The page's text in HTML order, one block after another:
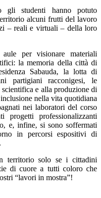
gli studenti hanno potuto
alcuni frutti del lavoro
– reali e virtuali– della loro
per visionare materiali
la memoria della città di
Sabauda, la lotta di
partigiani racconigesi, le
e alla produzione di
nella vita quotidiana
nei laboratori del corso
professionalizzanti
e, infine, si sono soffermati
in percorsi espositivi di
territorio solo se i cittadini
di cuore a tutti coloro che
“lavori in mostra”!